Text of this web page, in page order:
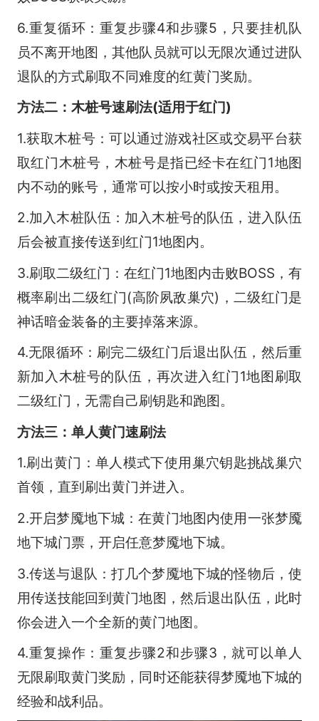
6.重复循环：重复步骤4和步骤5，只要挂机队
员不离开地图，其他队员就可以无限次通过进队
退队的方式刷取不同难度的红黄门奖励。
方法二：木桩号速刷法(适用于红门)
1.获取木桩号：可以通过游戏社区或交易平台获
取红门木桩号，木桩号是指已经卡在红门1地图
内不动的账号，通常可以按小时或按天租用。
2.加入木桩队伍：加入木桩号的队伍，进入队伍
后会被直接传送到红门1地图内。
3.刷取二级红门：在红门1地图内击败BOSS，有
概率刷出二级红门(高阶夙敌巢穴)，二级红门是
神话暗金装备的主要掉落来源。
4.无限循环：刷完二级红门后退出队伍，然后重
新加入木桩号的队伍，再次进入红门1地图刷取
二级红门，无需自己刷钥匙和跑图。
方法三：单人黄门速刷法
1.刷出黄门：单人模式下使用巢穴钥匙挑战巢穴
首领，直到刷出黄门并进入。
2.开启梦魇地下城：在黄门地图内使用一张梦魇
地下城门票，开启任意梦魇地下城。
3.传送与退队：打几个梦魇地下城的怪物后，使
用传送技能回到黄门地图，然后退出队伍，此时
你会进入一个全新的黄门地图。
4.重复操作：重复步骤2和步骤3，就可以单人
无限刷取黄门奖励，同时还能获得梦魇地下城的
经验和战利品。